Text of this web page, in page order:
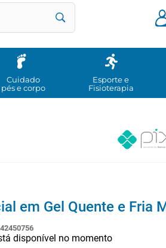
Cuidado
pés e corpo
Esporte e
Fisioterapia
em Gel Quente e Fria
disponível no momento